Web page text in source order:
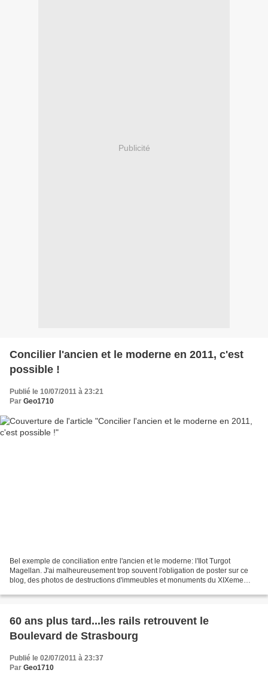
Publicité
Concilier l'ancien et le moderne en 2011, c'est
possible !
Publié le 10/07/2011 à 23:21
Par Geo1710
Bel exemple de conciliation entre l'ancien et le moderne: l'Ilot Turgot
Magellan. J'ai malheureusement trop souvent l'obligation de poster sur ce
blog, des photos de destructions d'immeubles et monuments du XIXeme
60 ans plus tard...les rails retrouvent le
Boulevard de Strasbourg
Publié le 02/07/2011 à 23:37
Par Geo1710